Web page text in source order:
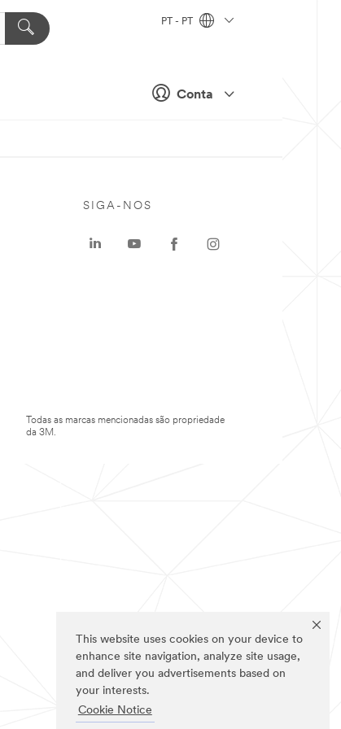
This website uses cookies on your device to
enhance site navigation, analyze site usage,
and deliver you advertisements based on
your interests.
Cookie Notice
Conta
PT - PT
SIGA-NOS
Todas as marcas mencionadas são propriedade
da 3M.